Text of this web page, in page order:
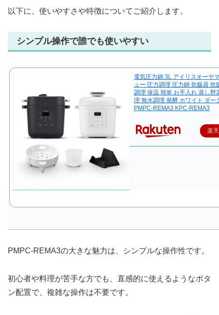
以下に、使いやすさや特徴についてご紹介します。
シンプル操作で誰でも使いやすい
電気圧力鍋 3L アイリスオーヤ
ュー 圧力調理 圧力鍋 炊飯器 炊
調理 保温 簡単 お手入れ 蒸し野
理 無水調理 発酵 ホワイト ダー
PMPC-REMA3 KPC-REMA3
楽
PMPC-REMA3の大きな魅力は、シンプルな操作性です。
初心者や料理が苦手な方でも、直感的に使えるようなボタ
ン配置で、複雑な操作は不要です。